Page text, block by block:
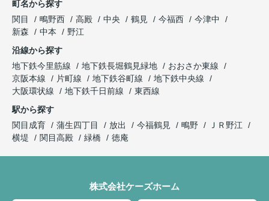
町名から探す
関目
鴫野西 高殿 中央 鶴見 今福西
今津中
新森
中本
野江
沿線から探す
地下鉄今里筋線
地下鉄長堀鶴見緑地
おおさか東線
京阪本線
片町線 地下鉄谷町線
地下鉄中央線
大阪環状線
地下鉄千日前線
東西線
駅から探す
関目成育
蒲生四丁目 放出 今福鶴見 鴫野
ＪＲ野江
横堤
関目高殿 緑橋 徳庵
株式会社ケーズホーム